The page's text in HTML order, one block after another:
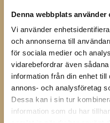
Denna webbplats använder
Vi använder
och annonserna till
för sociala medier och
vidarebefordrar även
information från din enhet
annons- och analysföretag
Dessa kan i sin tur
information som du har
Remmar med snabbfäste
4st knivfickor.
2st insydda magneter i
knivfickorna.
Förklädena finns i beige/
Längd= 75cm